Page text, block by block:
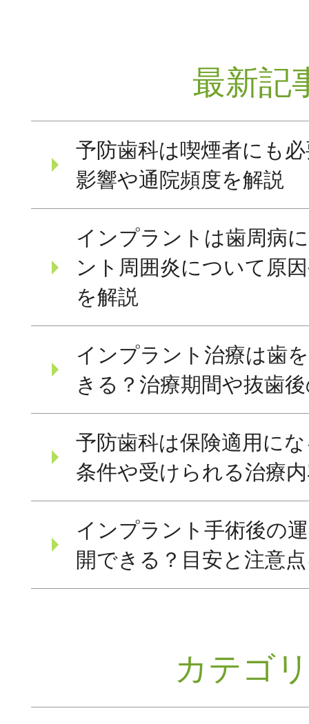
最新記
予防歯科は喫煙者にも
影響や通院頻度を解説
インプラントは歯周病
ント周囲炎について原
を解説
インプラント治療は歯
きる？治療期間や抜歯
予防歯科は保険適用に
条件や受けられる治療
インプラント手術後の
開できる？目安と注意
カテゴ